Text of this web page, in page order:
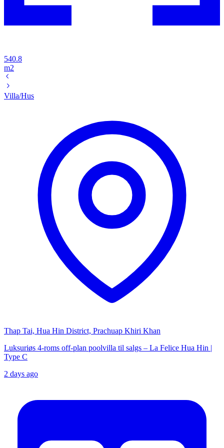
540.8
m2
Villa/Hus
Thap Tai, Hua Hin District, Prachuap Khiri Khan
Luksuriøs 4-roms off-plan poolvilla til salgs – La Felice Hua Hin |
Type C
2 days ago